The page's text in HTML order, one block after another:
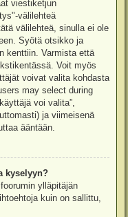
viestiketjun
välilehteä
välilehteä, sinulla ei ole
Syötä otsikko ja
kenttiin. Varmista että
Voit myös
voivat valita kohdasta
may select during
voi valita”,
ja viimeisenä
ääntään.
kyselyyn?
ylläpitäjän
kuin on sallittu,